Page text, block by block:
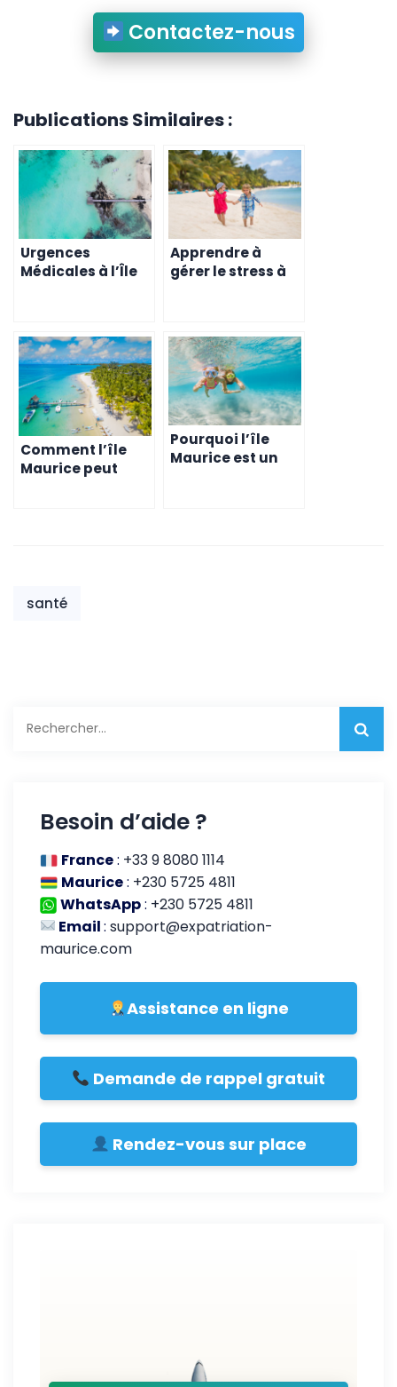
Contactez-nous
Publications Similaires :
Urgences
Médicales à l’Île
Connaître
Apprendre à
gérer le stress à
Comment l’île
Maurice peut
Pourquoi l’île
Maurice est un
santé
Besoin d’aide ?
France: +33 9 8080 1114
Maurice: +230 5725 4811
WhatsApp: +230 5725 4811
Email:support@expatriation-
maurice.com
Assistance en ligne
Demande de rappel gratuit
Rendez-vous sur place